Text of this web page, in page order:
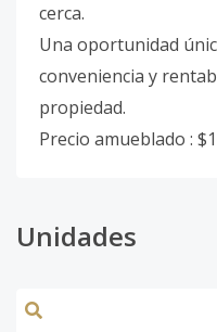
cerca.
Una oportunidad
conveniencia y
propiedad.
Precio amueblado :
Unidades